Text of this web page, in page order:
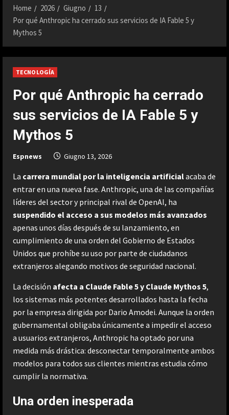
Home 2026 Giugno
13
Por qué Anthropic ha cerrado sus servicios de IA Fable 5 y
Mythos 5
TECNOLOGÍA
Por qué Anthropic ha cerrado
sus servicios de IA Fable 5 y
Mythos 5
Espnews Giugno 13, 2026
La carrera mundial por la inteligencia artificialacaba de
entrar en una nueva fase. Anthropic, una de las compañías
líderes del sector y principal rival de OpenAI, ha
suspendido el acceso a sus modelos más avanzados
apenas unos días después de su lanzamiento, en
cumplimiento de una orden del Gobierno de Estados
Unidos que prohíbe su uso por parte de ciudadanos
extranjeros alegando motivos de seguridad nacional.
La decisión afecta a Claude Fable 5 y Claude Mythos 5,
los sistemas más potentes desarrollados hasta la fecha
por la empresa dirigida por Dario Amodei. Aunque la orden
gubernamental obligaba únicamente a impedir el acceso
a usuarios extranjeros, Anthropic ha optado por una
medida más drástica: desconectar temporalmente ambos
modelos para todos sus clientes mientras estudia cómo
cumplir la normativa.
Una orden inesperada